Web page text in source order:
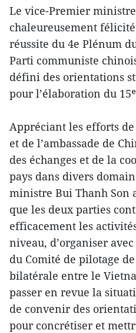
Le vice-Premier
chaleureusement
réussite du 4e Plénum
Parti communiste
défini des orientations
pour l’élaboration du
Appréciant les efforts de
et de l’ambassade de
des échanges et de la
pays dans divers
ministre Bui Thanh Son
que les deux parties
efficacement les
niveau, d’organiser
du Comité de pilotage
bilatérale entre le
passer en revue la
de convenir des
pour concrétiser et